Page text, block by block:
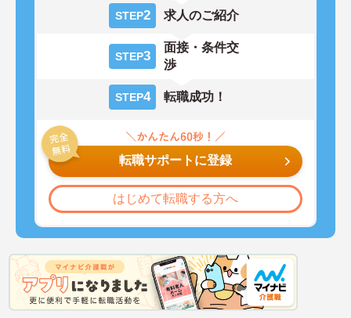
STEP2 求人のご紹介
STEP3
面接・条件交
渉
STEP4 転職成功！
転職サポートに登録
はじめて転職する方へ